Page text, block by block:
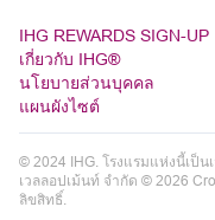
IHG REWARDS SIGN-UP
เกี่ยวกับ IHG®
นโยบายส่วนบุคคล
แผนผังไซต์
© 2024 IHG. โรงแรมแห่งนี้เป็
เวลลอปเม้นท์ จำกัด © 2026
ลิขสิทธิ์.